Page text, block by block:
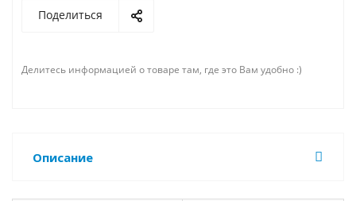
Поделиться
Делитесь информацией о товаре там, где это Вам удобно :)
Описание